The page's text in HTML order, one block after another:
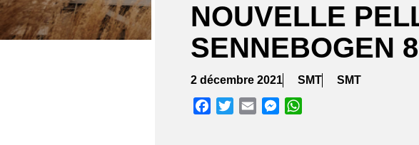
NOUVELLE
SENNEBOGEN
2 décembre 2021 SMT SMT
Facebook
TwitterEmail Messenger